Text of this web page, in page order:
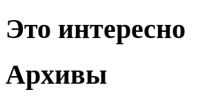
Это интересно
Архивы